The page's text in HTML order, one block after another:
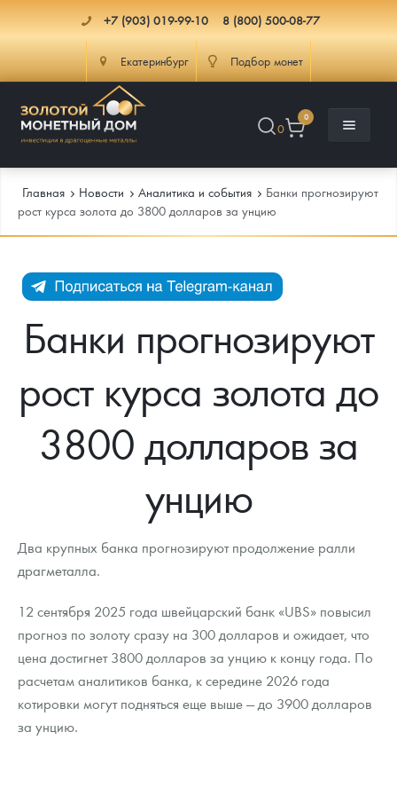
+7 (903) 019-99-10 8 (800) 500-08-77
Екатеринбург Подбор монет
0
0
Каталог Монет
Инвестиционные монеты
Памятные монеты России и СССР
Монеты Царской России
Монеты стран мира после 1950г
Монеты и жетоны ЗМД
Георгий Победоносец
Аксессуары
Гарри Поттер
Год Лошади
Флот: ледоколы и корабли
Жетоны "Необыкновенные обитатели глубин"
Инфо
Как сделать заказ
Гарантии
Памятка для работы с монетами из драгметаллов
Условия возврата
Монеты
Политика конфиденциальности
Политика использования Cookies
Доставка
Информация
Аналитика и события
Итоги 2025 года. Прогноз курсов золота, серебра, платины на
Котировки
Скупка слитков
Наши преимущества
Письмо директору
Главная Новости Аналитика и события
Банки прогнозируют
рост курса золота до 3800 долларов за унцию
Банки прогнозируют
рост курса золота до
3800 долларов за
унцию
Два крупных банка прогнозируют продолжение ралли
драгметалла.
12 сентября 2025 года швейцарский банк «UBS» повысил
прогноз по золоту сразу на 300 долларов и ожидает, что
цена достигнет 3800 долларов за унцию к концу года. По
расчетам аналитиков банка, к середине 2026 года
котировки могут подняться еще выше — до 3900 долларов
за унцию.